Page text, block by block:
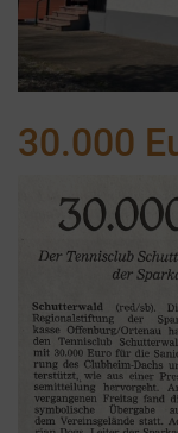
30.000